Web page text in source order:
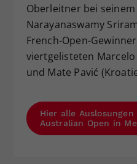
Oberleitner bei
Narayanaswamy
French-Open-
viertgelisteten Marcelo
und Mate Pavić
Hier alle
Australian Open in